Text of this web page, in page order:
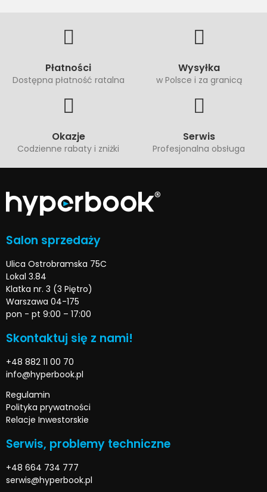
Płatności
Dostępna płatność ratalna
Wysyłka
w Polsce i za granicą
Okazje
Codzienne rabaty i zniżki
Serwis
Profesjonalna obsługa
Salon sprzedaży
Ulica Ostrobramska 75C
Lokal 3.84
Klatka nr. 3 (3 Piętro)
Warszawa 04-175
pon - pt 9:00 – 17:00
Skontaktuj się z nami!
+48 882 11 00 70
info@hyperbook.pl
Regulamin
Polityka prywatności
Relacje Inwestorskie
Serwis, problemy techniczne
+48 664 734 777
serwis@hyperbook.pl